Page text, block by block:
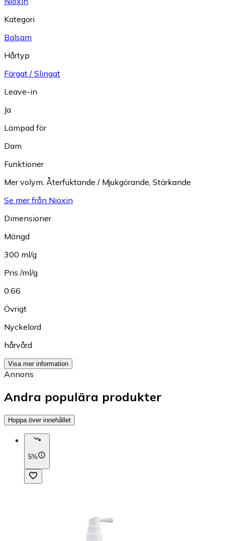
Kategori
Balsam
Hårtyp
Färgat / Slingat
Leave-in
Ja
Lämpad för
Dam
Funktioner
Mer volym, Återfuktande / Mjukgörande, Stärkande
Se mer från Nioxin
Dimensioner
Mängd
300 ml/g
Pris /ml/g
0.66
Övrigt
Nyckelord
hårvård
Visa mer information
Annons
Andra populära produkter
Hoppa över innehållet
5%